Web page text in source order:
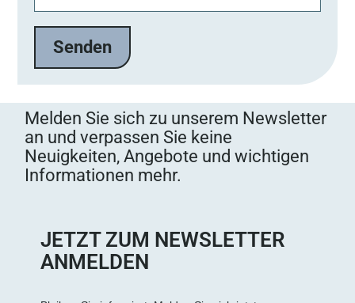
t
a
s
s
e
d
i
e
e
Melden Sie sich zu unserem Newsletter
an und verpassen Sie keine
Neuigkeiten, Angebote und wichtigen
Informationen mehr.
JETZT ZUM NEWSLETTER
ANMELDEN